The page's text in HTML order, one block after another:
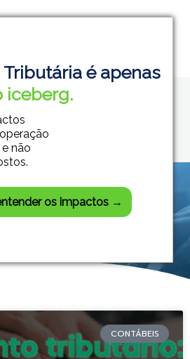
é apenas
iceberg.
não
os impactos →
CONTÁBEIS